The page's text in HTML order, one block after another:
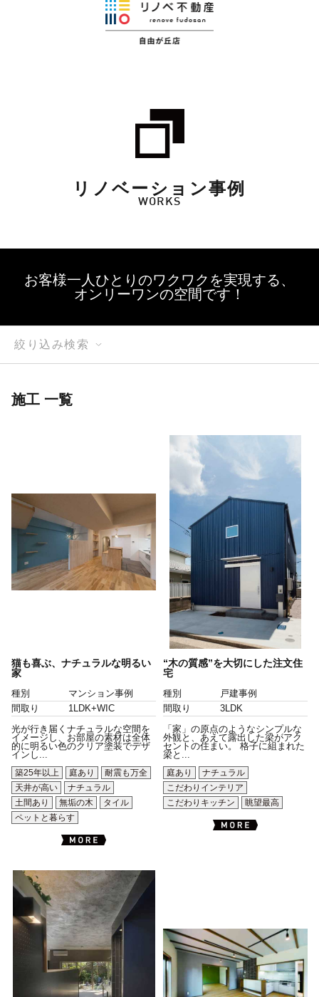
リノベーション事例
WORKS
お客様一人ひとりのワクワクを実現する、
オンリーワンの空間です！
絞り込み検索
施工 一覧
猫も喜ぶ、ナチュラルな明るい
家
種別
マンション事例
間取り
1LDK+WIC
光が行き届くナチュラルな空間を
イメージし、お部屋の素材は全体
的に明るい色のクリア塗装でデザ
インし...
築25年以上
庭あり
耐震も万全
天井が高い
ナチュラル
土間あり
無垢の木
タイル
ペットと暮らす
“木の質感”を大切にした注文住
宅
種別
戸建事例
間取り
3LDK
「家」の原点のようなシンプルな
外観と、あえて露出した梁がアク
セントの住まい。 格子に組まれた
梁と...
庭あり
ナチュラル
こだわりインテリア
こだわりキッチン
眺望最高